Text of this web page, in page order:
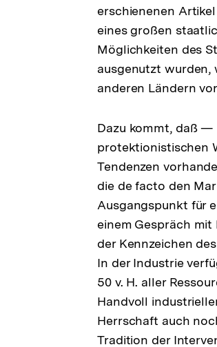
erschienenen
eines großen
Möglichkeiten des
ausgenutzt wurden,
anderen Ländern
Dazu kommt, daß —
protektionistischen
Tendenzen
die de facto den
Ausgangspunkt für
einem Gespräch mit
der Kennzeichen
In der Industrie
50 v. H. aller
Handvoll
Herrschaft auch
Tradition der